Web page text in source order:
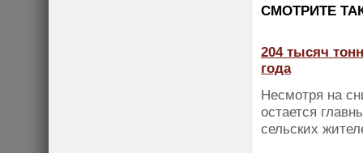
CМОТРИТЕ
204 тысяч
года
Несмотря на
остается
сельских